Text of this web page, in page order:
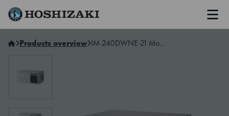
Hoshizaki Norway
Products overview IM-240DWNE-21 Modulær IM-ismaskin, som kan stables